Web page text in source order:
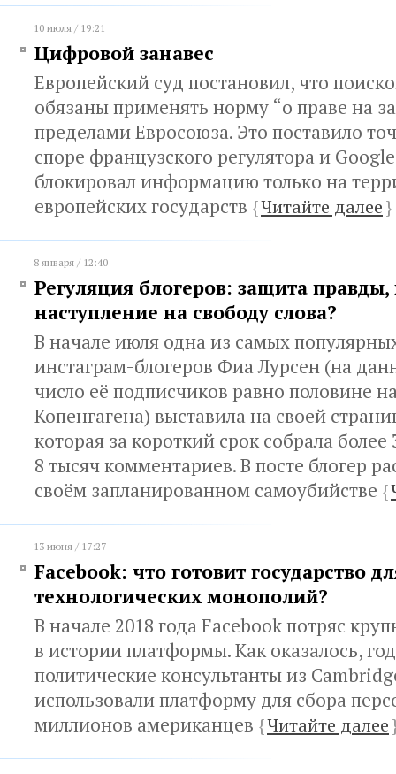
10 июля / 19:21
Цифровой занавес
Европейский суд постановил, что
обязаны применять норму “о праве на
пределами Евросоюза. Это поставило
споре французского регулятора и
блокировал информацию только на
европейских государств {Читайте далее}
8 января / 12:40
Регуляция блогеров: защита
наступление на свободу слова?
В начале июля одна из самых
инстаграм-блогеров Фиа Лурсен (на
число её подписчиков равно половине
Копенгагена) выставила на своей
которая за короткий срок собрала
8 тысяч комментариев. В посте блогер
своём запланированном самоубийстве {
13 июня / 17:27
Facebook: что готовит государство
технологических монополий?
В начале 2018 года Facebook потряс
в истории платформы. Как оказалось,
политические консультанты из
использовали платформу для сбора
миллионов американцев {Читайте далее